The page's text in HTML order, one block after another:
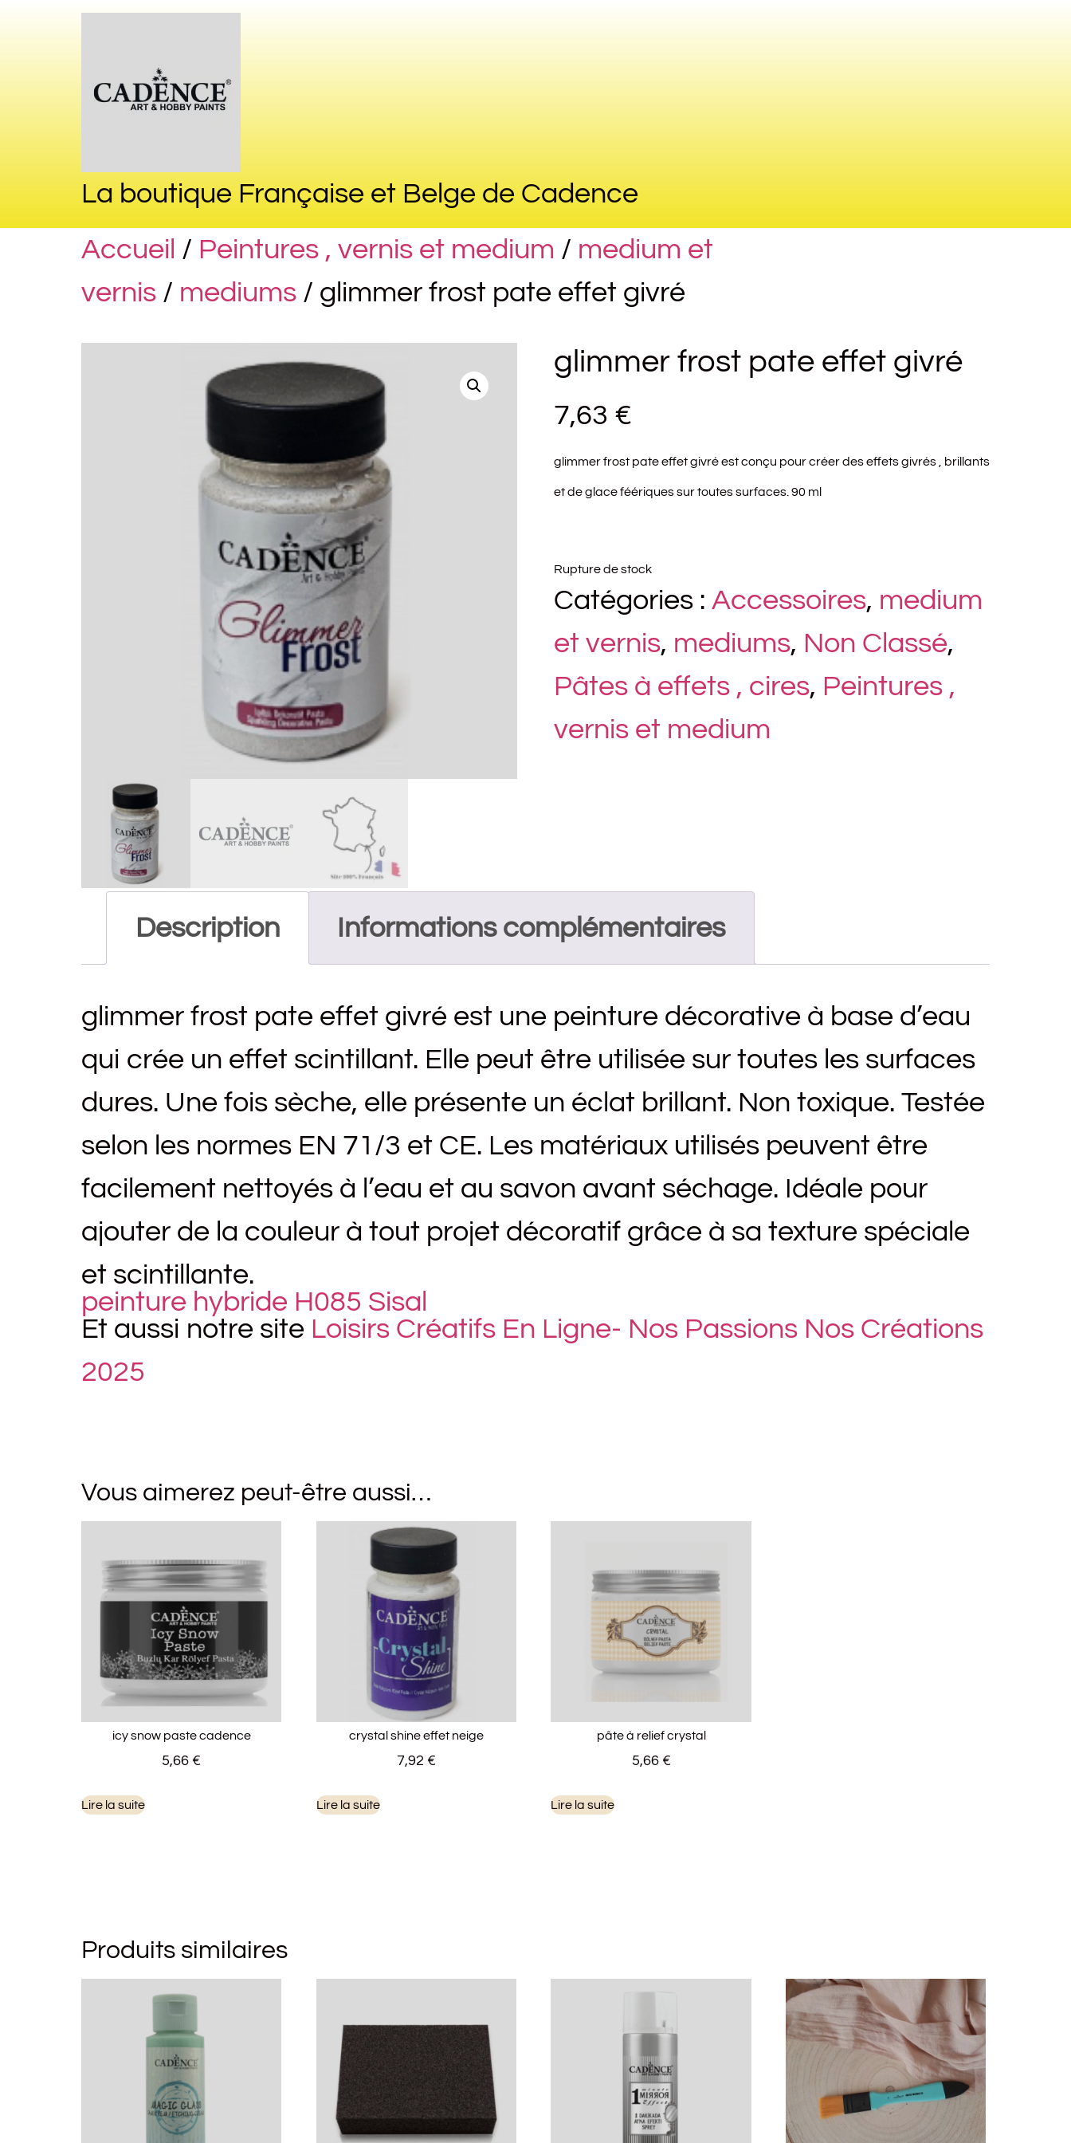
La boutique Française et Belge de Cadence
Accueil / Peintures , vernis et medium / medium et
vernis / mediums / glimmer frost pate effet givré
glimmer frost pate effet givré
7,63 €
glimmer frost pate effet givré est conçu pour créer des effets givrés , brillants
et de glace féériques sur toutes surfaces. 90 ml
Rupture de stock
Catégories : Accessoires, medium
et vernis, mediums, Non Classé,
Pâtes à effets , cires, Peintures ,
vernis et medium
Description Informations complémentaires
glimmer frost pate effet givré est une peinture décorative à base d’eau
qui crée un effet scintillant. Elle peut être utilisée sur toutes les surfaces
dures. Une fois sèche, elle présente un éclat brillant. Non toxique. Testée
selon les normes EN 71/3 et CE. Les matériaux utilisés peuvent être
facilement nettoyés à l’eau et au savon avant séchage. Idéale pour
ajouter de la couleur à tout projet décoratif grâce à sa texture spéciale
et scintillante.
peinture hybride H085 Sisal
Et aussi notre site Loisirs Créatifs En Ligne- Nos Passions Nos Créations
2025
Vous aimerez peut-être aussi…
icy snow paste cadence
5,66 €
Lire la suite
crystal shine effet neige
7,92 €
Lire la suite
pâte à relief crystal
5,66 €
Lire la suite
Produits similaires